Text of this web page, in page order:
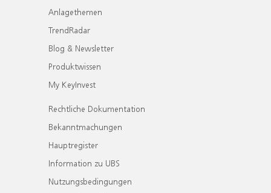
Anlagethemen
TrendRadar
Blog & Newsletter
Produktwissen
My KeyInvest
Rechtliche Dokumentation
Bekanntmachungen
Hauptregister
Information zu UBS
Nutzungsbedingungen